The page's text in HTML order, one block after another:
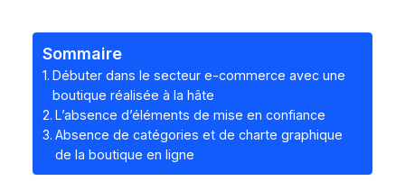
Sommaire
Débuter dans le secteur e-commerce avec une
boutique réalisée à la hâte
L’absence d’éléments de mise en confiance
Absence de catégories et de charte graphique
de la boutique en ligne